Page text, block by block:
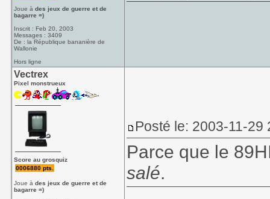
Joue àdes jeux de guerre et de
bagarre =)
Inscrit : Feb 20, 2003
Messages : 3409
De : la République bananière de
Wallonie
Hors ligne
Vectrex
Pixel monstrueux
Score au grosquiz
0006880 pts.
Joue àdes jeux de guerre et de
bagarre =)
Posté le: 2003-11-29
Parce que le
salé.